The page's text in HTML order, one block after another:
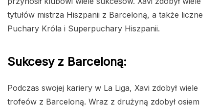
tytułów mistrza Hiszpanii z Barceloną, a także liczne
Puchary Króla i Superpuchary Hiszpanii.
Sukcesy z Barceloną:
Podczas swojej kariery w La Liga, Xavi zdobył wiele
trofeów z Barceloną. Wraz z drużyną zdobył osiem